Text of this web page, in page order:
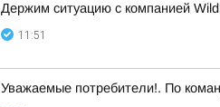
Держим ситуацию с компанией
11:51
Уважаемые потребители!. По